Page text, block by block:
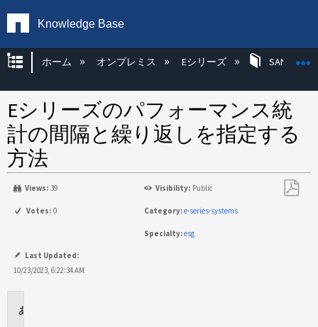
Knowledge Base
グローバル階層を展開/折りたたむ
ホーム オンプレミス Eシリーズ SANtricity
Eシリーズのパフォーマンス統
計の間隔と繰り返しを指定する
方法
Views: 39 Visibility: Public
Votes: 0 Category:e-series-systems
Specialty:esg
Last Updated:
10/23/2023, 6:22:34 AM